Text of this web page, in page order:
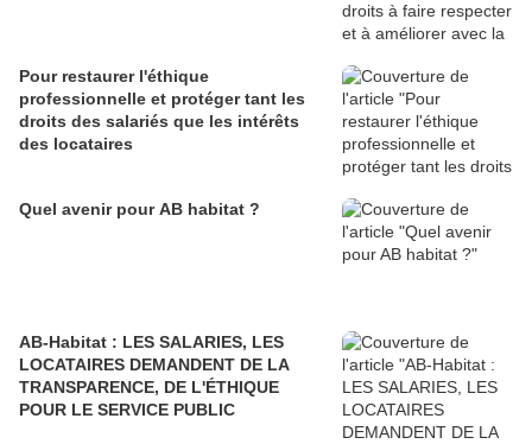
Pour restaurer l'éthique
professionnelle et protéger tant les
droits des salariés que les intérêts
des locataires
Quel avenir pour AB habitat ?
AB-Habitat : LES SALARIES, LES
LOCATAIRES DEMANDENT DE LA
TRANSPARENCE, DE L'ÉTHIQUE
POUR LE SERVICE PUBLIC